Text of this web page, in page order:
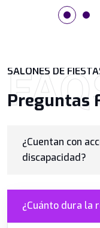
SALONES DE
Preguntas
¿Cuentan con
discapacidad?
¿Cuánto dura la